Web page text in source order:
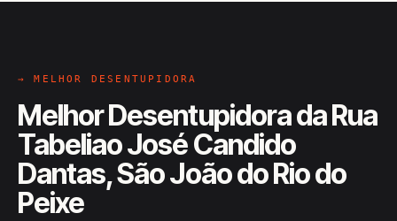
→ MELHOR DESENTUPIDORA
Melhor Desentupidora da Rua
Tabeliao José Candido
Dantas, São João do Rio do
Peixe